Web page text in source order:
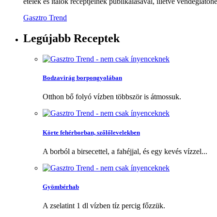
Gasztro Trend
Legújabb Receptek
Bodzavirág borpongyolában
Otthon bő folyó vízben többször is átmossuk.
Körte fehérborban, szőlőlevelekben
A borból a birsecettel, a fahéjjal, és egy kevés vízzel...
Gyömbérhab
A zselatint 1 dl vízben tíz percig főzzük.